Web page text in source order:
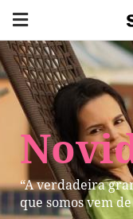
“A verdadeira
que somos vem